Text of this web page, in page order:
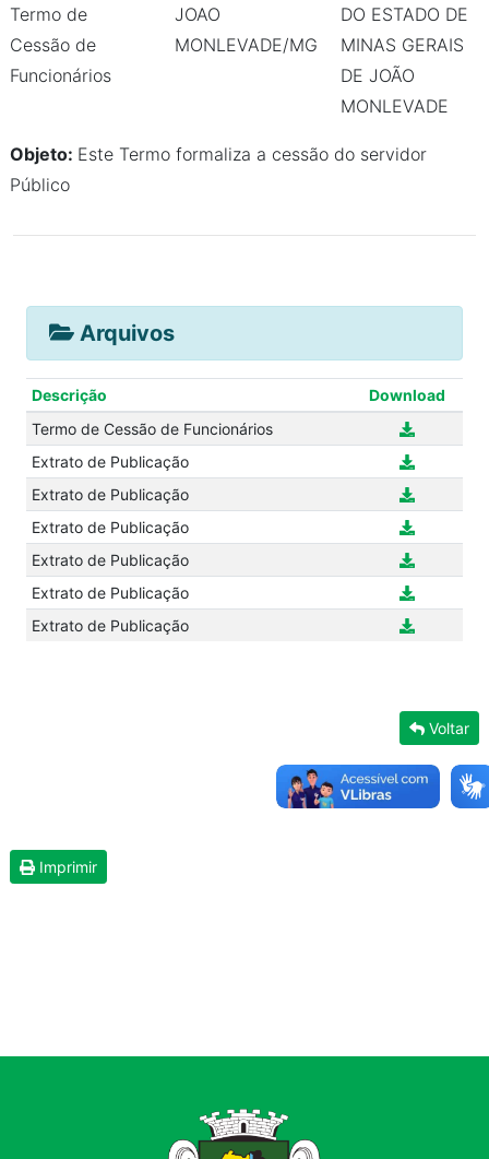
Termo de
Cessão de
Funcionários
JOAO
MONLEVADE/MG
DO ESTADO DE
MINAS GERAIS
DE JOÃO
MONLEVADE
Objeto: Este Termo formaliza a cessão do servidor
Público
Arquivos
Descrição
Download
Termo de Cessão de Funcionários
Extrato de Publicação
Extrato de Publicação
Extrato de Publicação
Extrato de Publicação
Extrato de Publicação
Extrato de Publicação
Voltar
Imprimir